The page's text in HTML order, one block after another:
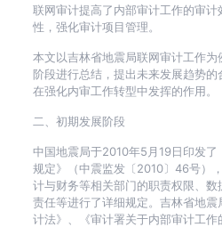
联网审计提高了内部审计工作的审
性，强化审计项目管理。
本文以吉林省地震局联网审计工作
阶段进行总结，提出未来发展趋势
在强化内审工作转型中发挥的作用。
二、初期发展阶段
中国地震局于2010年5月19日印发
规定》（中震监发〔2010〕46号）
计与财务等相关部门的职责权限、
责任等进行了详细规定。吉林省地
计法》、《审计署关于内部审计工